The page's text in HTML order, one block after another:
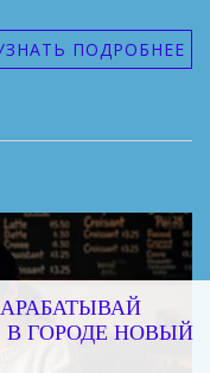
ПОДРОБНЕЕ
ГОРОДЕ НОВЫЙ